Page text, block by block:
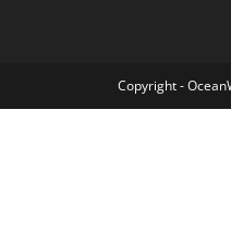
Copyright -